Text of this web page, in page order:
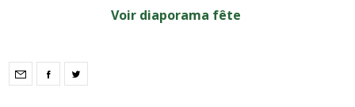
Voir diaporama fête